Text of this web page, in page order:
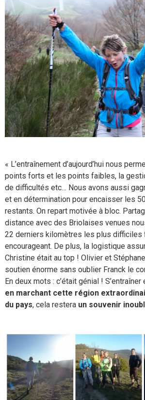
« L’entraînement d’aujourd’hui nous
points forts et les points faibles, la
de difficultés etc… Nous avons aussi
et en détermination pour encaisser les
restants. On repart motivée à bloc.
distance avec des Briolaises venues
22 derniers kilomètres les plus difficiles
encourageant. De plus, la logistique
Christine était au top ! Olivier et
soutien énorme sans oublier Franck le
En deux mots : c’était génial ! S’entraîner
en marchant cette région
du pays, cela restera un souvenir